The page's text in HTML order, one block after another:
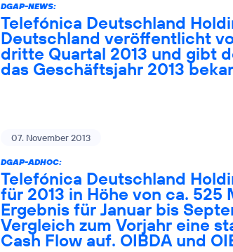
DGAP-NEWS:
Telefónica Deutschland
Deutschland veröffentlicht
dritte Quartal 2013 und gibt
das Geschäftsjahr 2013
07. November 2013
DGAP-ADHOC:
Telefónica Deutschland
für 2013 in Höhe von ca. 525
Ergebnis für Januar bis
Vergleich zum Vorjahr eine
Cash Flow auf. OIBDA und